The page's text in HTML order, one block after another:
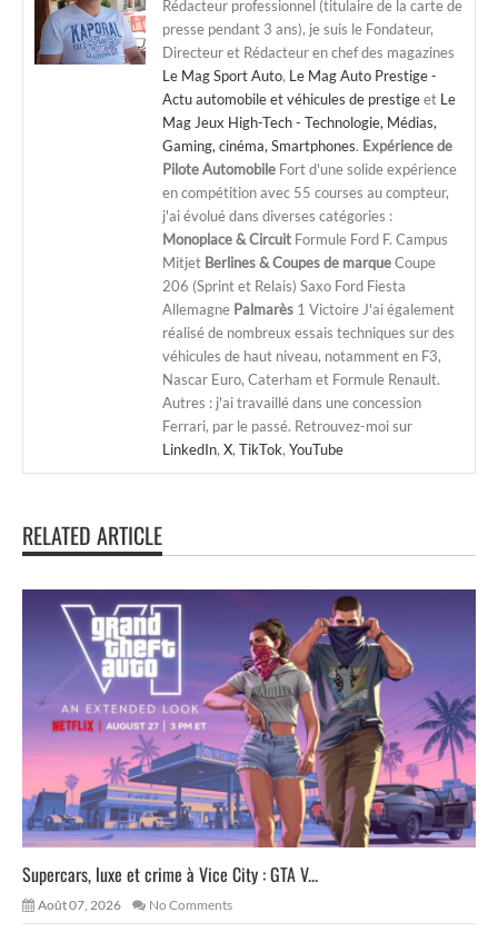
Rédacteur professionnel (titulaire de la carte de
presse pendant 3 ans), je suis le Fondateur,
Directeur et Rédacteur en chef des magazines
Le Mag Sport Auto, Le Mag Auto Prestige -
Actu automobile et véhicules de prestigeet Le
Mag Jeux High-Tech - Technologie, Médias,
Gaming, cinéma, Smartphones. Expérience de
Pilote Automobile Fort d'une solide expérience
en compétition avec 55 courses au compteur,
j'ai évolué dans diverses catégories :
Monoplace & Circuit Formule Ford F. Campus
Mitjet Berlines & Coupes de marqueCoupe
206 (Sprint et Relais) Saxo Ford Fiesta
Allemagne Palmarès 1 Victoire J'ai également
réalisé de nombreux essais techniques sur des
véhicules de haut niveau, notamment en F3,
Nascar Euro, Caterham et Formule Renault.
Autres : j'ai travaillé dans une concession
Ferrari, par le passé. Retrouvez-moi sur
LinkedIn, X, TikTok, YouTube
RELATED ARTICLE
Supercars, luxe et crime à Vice City : GTA V...
Août 07, 2026 No Comments